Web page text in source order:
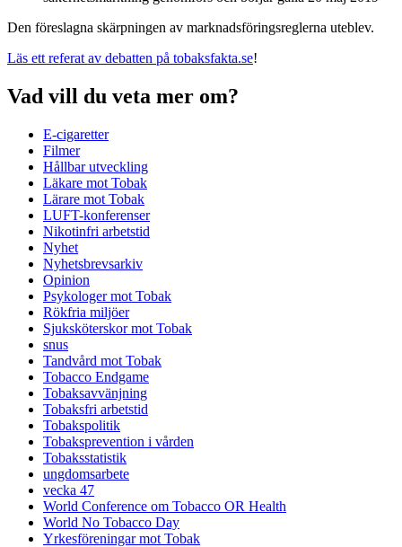
Den föreslagna skärpningen av marknadsföringsreglerna uteblev.
Läs ett referat av debatten på tobaksfakta.se!
Vad vill du veta mer om?
E-cigaretter
Filmer
Hållbar utveckling
Läkare mot Tobak
Lärare mot Tobak
LUFT-konferenser
Nikotinfri arbetstid
Nyhet
Nyhetsbrevsarkiv
Opinion
Psykologer mot Tobak
Rökfria miljöer
Sjuksköterskor mot Tobak
snus
Tandvård mot Tobak
Tobacco Endgame
Tobaksavvänjning
Tobaksfri arbetstid
Tobakspolitik
Tobaksprevention i vården
Tobaksstatistik
ungdomsarbete
vecka 47
World Conference om Tobacco OR Health
World No Tobacco Day
Yrkesföreningar mot Tobak